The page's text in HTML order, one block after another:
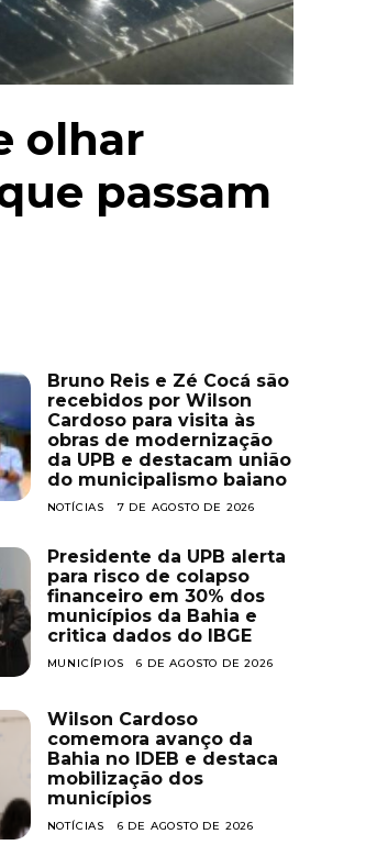
olhar
passam
Bruno Reis e Zé Cocá são
recebidos por Wilson
Cardoso para visita às
obras de modernização
da UPB e destacam união
do municipalismo baiano
NOTÍCIAS 7 DE AGOSTO DE 2026
Presidente da UPB alerta
para risco de colapso
financeiro em 30% dos
municípios da Bahia e
critica dados do IBGE
MUNICÍPIOS 6 DE AGOSTO DE 2026
Wilson Cardoso
comemora avanço da
Bahia no IDEB e destaca
mobilização dos
municípios
NOTÍCIAS 6 DE AGOSTO DE 2026